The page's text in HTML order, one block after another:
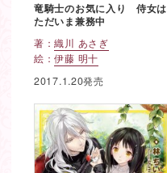
竜騎士のお気に入り 侍女は
ただいま兼務中
著：織川 あさぎ
絵：伊藤 明十
2017.1.20発売